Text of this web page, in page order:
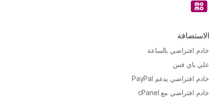
الاستضافة
خادم افتراضي بالساعة
علي باي فس
خادم افتراضي يدعم PayPal
خادم افتراضي مع cPanel